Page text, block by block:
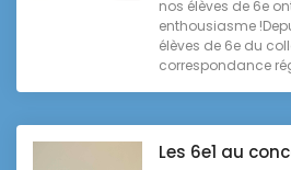
nos élèves de 6e
enthousiasme
élèves de 6e du
correspondance
Les 6e1 au